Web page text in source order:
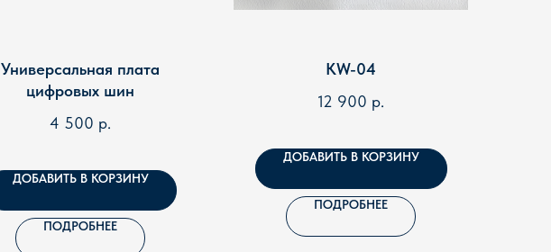
Универсальная плата
цифровых шин
4 500 р.
ДОБАВИТЬ В КОРЗИНУ
ПОДРОБНЕЕ
KW-04
12 900 р.
ДОБАВИТЬ В КОРЗИНУ
ПОДРОБНЕЕ